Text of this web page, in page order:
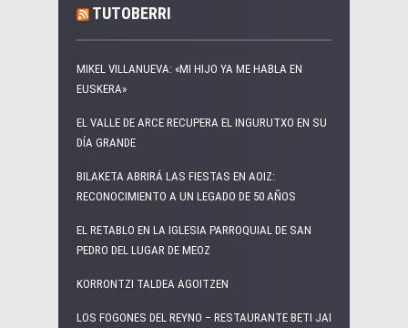
TUTOBERRI
MIKEL VILLANUEVA: «MI HIJO YA ME HABLA EN
EUSKERA»
EL VALLE DE ARCE RECUPERA EL INGURUTXO EN SU
DÍA GRANDE
BILAKETA ABRIRÁ LAS FIESTAS EN AOIZ:
RECONOCIMIENTO A UN LEGADO DE 50 AÑOS
EL RETABLO EN LA IGLESIA PARROQUIAL DE SAN
PEDRO DEL LUGAR DE MEOZ
KORRONTZI TALDEA AGOITZEN
LOS FOGONES DEL REYNO – RESTAURANTE BETI JAI